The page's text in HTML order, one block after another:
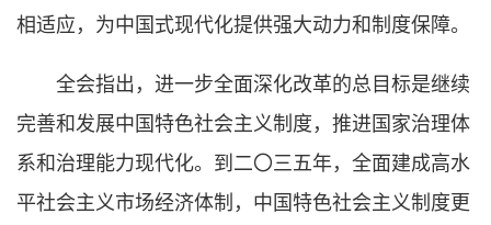
相适应，为中国式现代化提供强大动力和制度保障。
全会指出，进一步全面深化改革的总目标是继续
完善和发展中国特色社会主义制度，推进国家治理体
系和治理能力现代化。到二〇三五年，全面建成高水
平社会主义市场经济体制，中国特色社会主义制度更